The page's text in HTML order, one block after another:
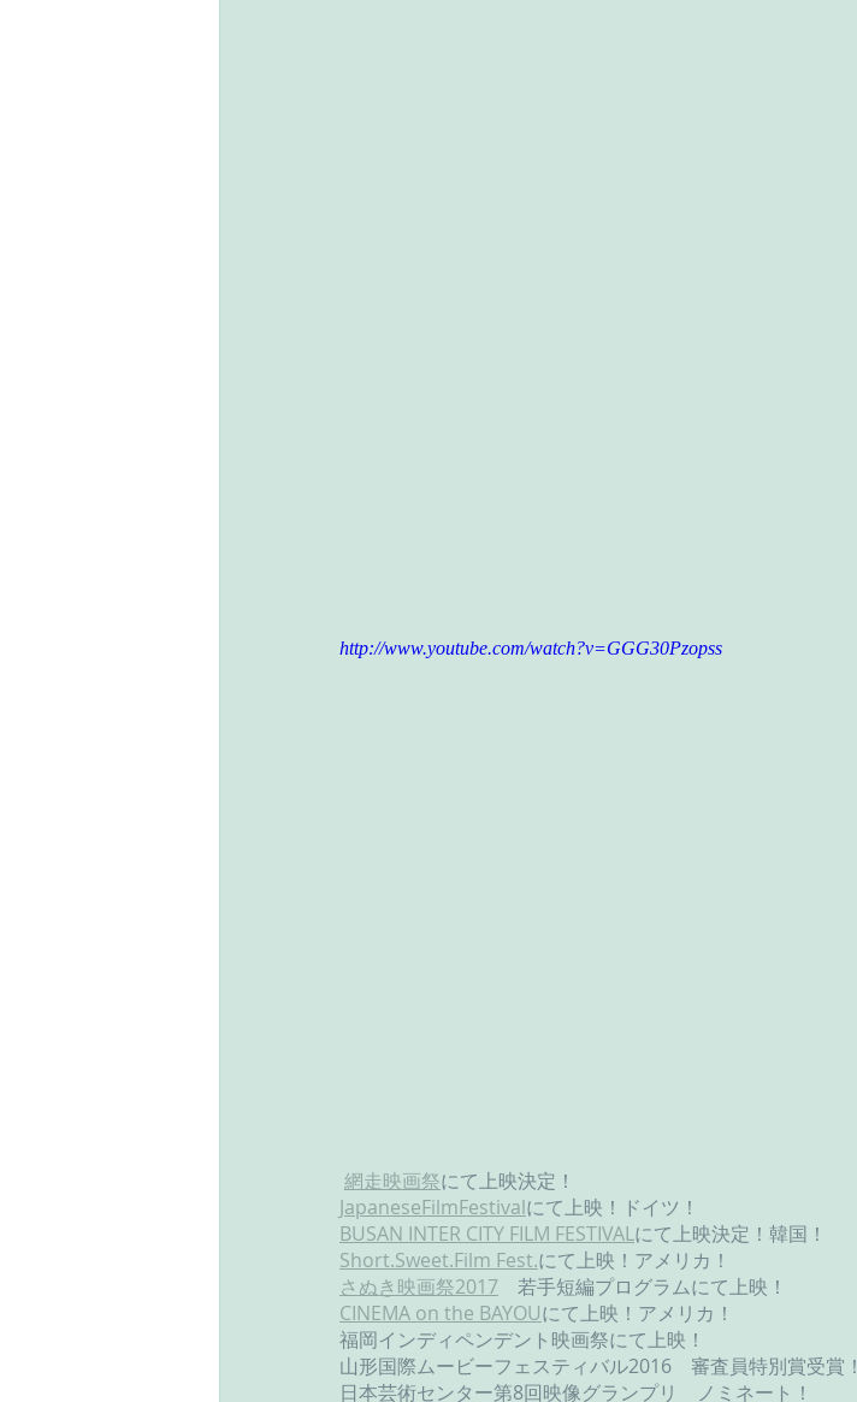
http://www.youtube.com/watch?v=GGG30Pzopss
網走映画祭にて上映決定！
JapaneseFilmFestivalにて上映！ドイツ！
BUSAN INTER CITY FILM FESTIVALにて上映決定！韓国！
Short.Sweet.Film Fest.にて上映！アメリカ！
さぬき映画祭2017 若手短編プログラムにて上映！
CINEMA on the BAYOUにて上映！アメリカ！
福岡インディペンデント映画祭にて上映！
山形国際ムービーフェスティバル2016　審査員特別賞受賞！
日本芸術センター第8回映像グランプリ　ノミネート！